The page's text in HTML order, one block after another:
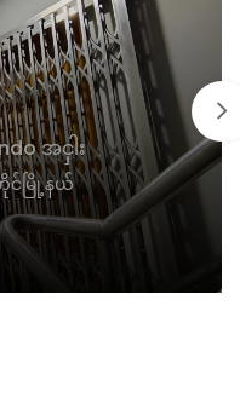
အငှါး
င်မြို့နယ်